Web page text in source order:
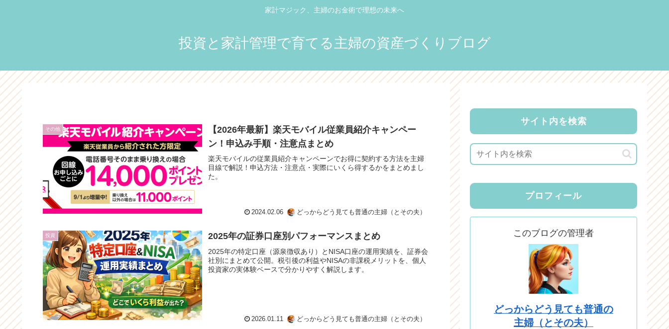
家計マジック、主婦のお金術で理想の未来へ
投資と家計管理で育てる主婦の資産づくりブログ
その他
【2026年最新】楽天モバイル従業員紹介キャンペー
ン！申込み手順・注意点まとめ
楽天モバイルの従業員紹介キャンペーンでお得に契約する方法を主婦
目線で解説！申込方法・注意点・実際にいくら得するかをまとめまし
た。
2024.02.06 どっからどう見ても普通の主婦（とその夫）
投資 2025年の証券口座別パフォーマンスまとめ
2025年の特定口座（源泉徴収あり）とNISA口座の運用実績を、証券会
社別にまとめて公開。税引後の利益やNISAの非課税メリットを、個人
投資家の実体験ベースで分かりやすく解説します。
2026.01.11 どっからどう見ても普通の主婦（とその夫）
サイト内を検索
プロフィール
このブログの管理者
どっからどう見ても普通の
主婦（とその夫）